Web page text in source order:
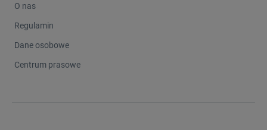
O nas
Regulamin
Dane osobowe
Centrum prasowe